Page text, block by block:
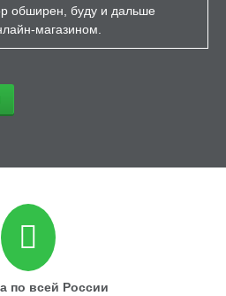
обширен, буду и дальше
магазином.
по всей России